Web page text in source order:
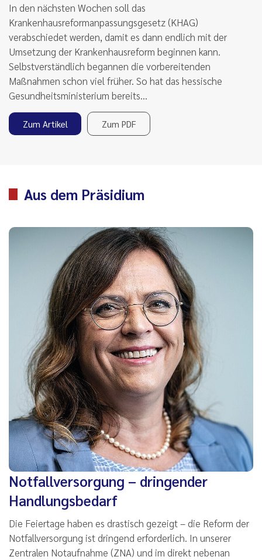
In den nächsten Wochen soll das
Krankenhausreformanpassungsgesetz (KHAG)
verabschiedet werden, damit es dann endlich mit der
Umsetzung der Krankenhausreform beginnen kann.
Selbstverständlich begannen die vorbereitenden
Maßnahmen schon viel früher. So hat das hessische
Gesundheitsministerium bereits…
Zum Artikel Zum PDF
Aus dem Präsidium
Notfallversorgung – dringender
Handlungsbedarf
Die Feiertage haben es drastisch gezeigt – die Reform der
Notfallversorgung ist dringend erforderlich. In unserer
Zentralen Notaufnahme (ZNA) und im direkt nebenan